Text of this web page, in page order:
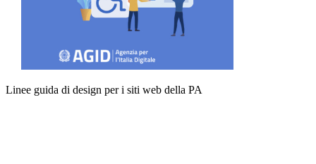
Linee guida di design per i siti web della PA